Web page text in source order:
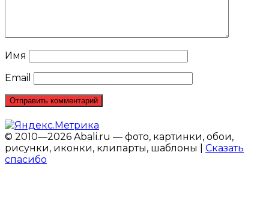
Имя
Email
© 2010—2026 Abali.ru — фото, картинки, обои,
рисунки, иконки, клипарты, шаблоны | Сказать
спасибо